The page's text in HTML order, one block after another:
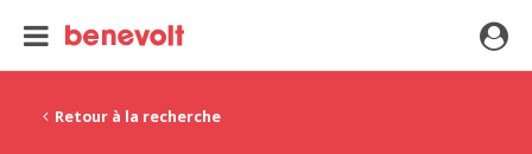
Retour à la recherche